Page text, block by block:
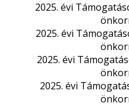
2025. évi
2025. évi
2025. évi
2025. évi